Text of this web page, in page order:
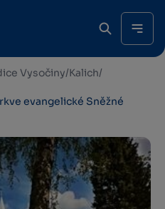
Vysočiny/Kalich/
evangelické Sněžné